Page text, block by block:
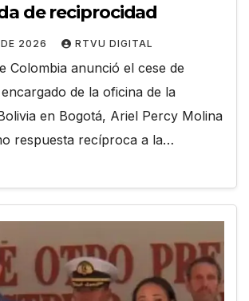
de reciprocidad
2026 RTVU DIGITAL
Colombia anunció el cese de
de la oficina de la
en Bogotá, Ariel Percy Molina
respuesta recíproca a la…